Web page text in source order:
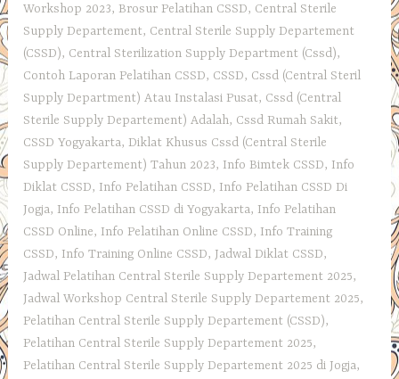
Workshop 2023, Brosur Pelatihan CSSD, Central Sterile
Supply Departement, Central Sterile Supply Departement
(CSSD), Central Sterilization Supply Department (Cssd),
Contoh Laporan Pelatihan CSSD, CSSD, Cssd (Central Steril
Supply Department) Atau Instalasi Pusat, Cssd (Central
Sterile Supply Departement) Adalah, Cssd Rumah Sakit,
CSSD Yogyakarta,Diklat Khusus Cssd (Central Sterile
Supply Departement) Tahun 2023, Info Bimtek CSSD, Info
Diklat CSSD, Info Pelatihan CSSD, Info Pelatihan CSSD Di
Jogja, Info Pelatihan CSSD di Yogyakarta, Info Pelatihan
CSSD Online, Info Pelatihan Online CSSD, Info Training
CSSD, Info Training Online CSSD, Jadwal Diklat CSSD,
Jadwal Pelatihan Central Sterile Supply Departement 2025,
Jadwal Workshop Central Sterile Supply Departement 2025,
Pelatihan Central Sterile Supply Departement (CSSD),
Pelatihan Central Sterile Supply Departement 2025,
Pelatihan Central Sterile Supply Departement 2025 di Jogja,